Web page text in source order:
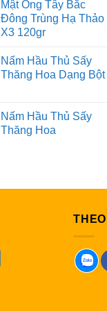
Mật Ong Tây Bắc
Đông Trùng Hạ Thảo
X3 120gr
Nấm Hầu Thủ Sấy
Thăng Hoa Dạng Bột
Nấm Hầu Thủ Sấy
Thăng Hoa